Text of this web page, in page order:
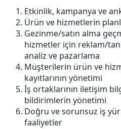
Etkinlik, kampanya ve
Ürün ve hizmetlerin
Gezinme/satın alma
hizmetler için reklam/
analiz ve pazarlama
Müşterilerin ürün ve
kayıtlarının yönetimi
İş ortaklarının iletişim
bildirimlerin yönetimi
Doğru ve sorunsuz iş
faaliyetler